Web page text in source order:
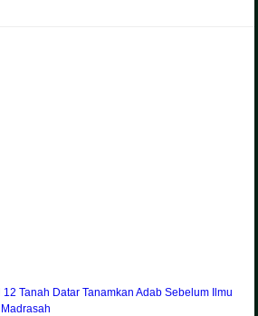
Tanah Datar Tanamkan Adab Sebelum Ilmu